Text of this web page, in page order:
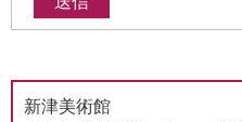
新津美術館